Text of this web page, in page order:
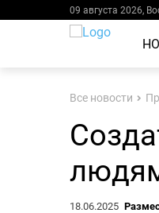
09 августа 2026,
Все новости
18.06.2025